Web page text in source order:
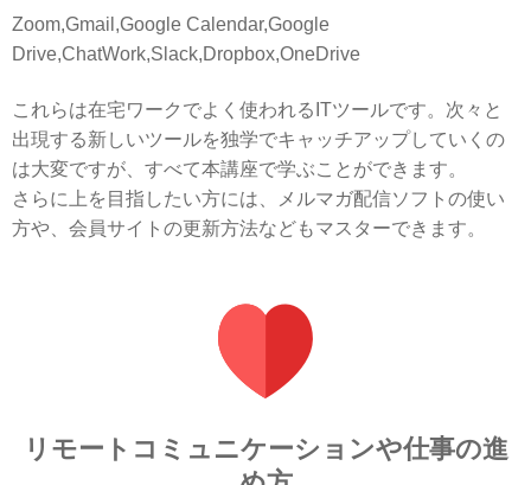
Zoom,Gmail,Google Calendar,Google
Drive,ChatWork,Slack,Dropbox,OneDrive
これらは在宅ワークでよく使われるITツールです。次々と
出現する新しいツールを独学でキャッチアップしていくの
は大変ですが、すべて本講座で学ぶことができます。
さらに上を目指したい方には、メルマガ配信ソフトの使い
方や、会員サイトの更新方法などもマスターできます。
リモートコミュニケーションや仕事の進